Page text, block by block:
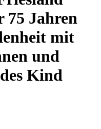
75 Jahren
mit
und
Kind